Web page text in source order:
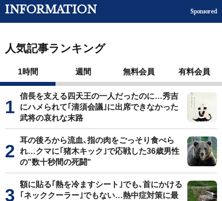
INFORMATION Sponsored
人気記事ランキング
1時間 週間 無料会員 有料会員
信長を支える四天王の一人だったのに…秀吉
にハメられて｢清須会議｣に出席できなかった
武将の哀れな末路
耳の後ろから流血､指の肉をごっそり食べら
れ…クマに｢猪木キック｣で応戦した36歳男性
の"数十秒間の死闘"
額に貼る｢熱を冷ますシート｣でも､首にかける
｢ネッククーラー｣でもない…熱中症対策に最